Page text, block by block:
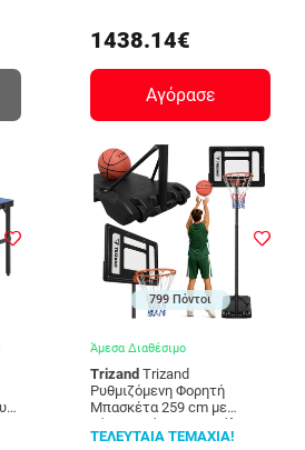
1438.14€
Αγόρασε
799 Πόντοι
Άμεσα Διαθέσιμο
Trizand
Ρυθμιζόμενη Φορητή
Μπασκέτα 259 cm με
Πίνακα, Βάση και Μπάλα
27364
ΤΕΛΕΥΤΑΙΑ ΤΕΜΑΧΙΑ!